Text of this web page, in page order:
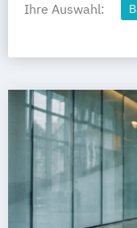
Ihre Auswahl: